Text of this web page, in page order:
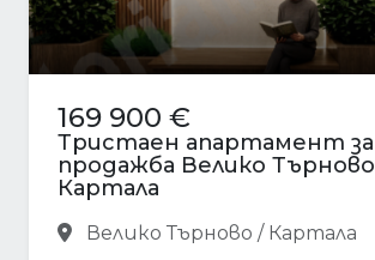
169 900 €
Тристаен апартамент за
продажба Велико Търново
Картала
Велико Търново / Картала